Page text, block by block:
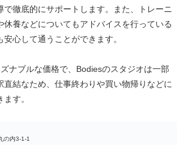
で徹底的にサポートします。また、トレーニ
休養などについてもアドバイスを行っている
心して通うことができます。
ナブルな価格で、Bodiesのスタジオは一部
直結なため、仕事終わりや買い物帰りなどに
す。
の内3-1-1